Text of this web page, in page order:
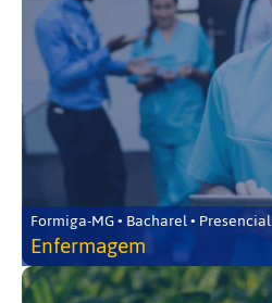
Formiga-MG • Bacharel • Presencial
Enfermagem